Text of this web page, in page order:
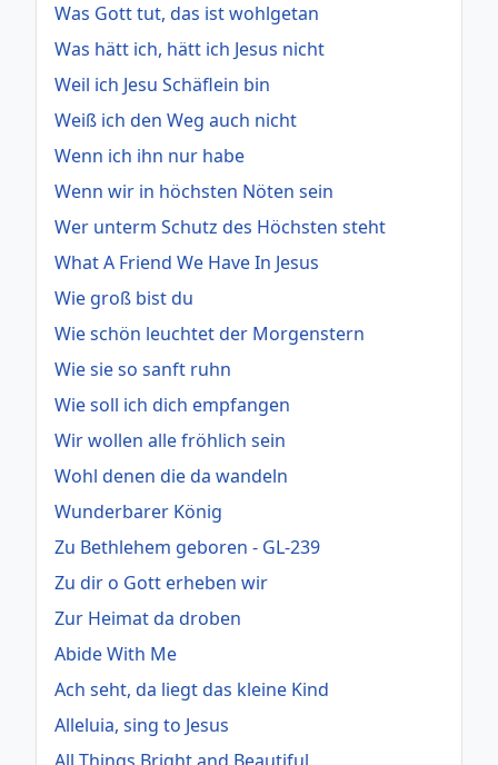
Was Gott tut, das ist wohlgetan
Was hätt ich, hätt ich Jesus nicht
Weil ich Jesu Schäflein bin
Weiß ich den Weg auch nicht
Wenn ich ihn nur habe
Wenn wir in höchsten Nöten sein
Wer unterm Schutz des Höchsten steht
What A Friend We Have In Jesus
Wie groß bist du
Wie schön leuchtet der Morgenstern
Wie sie so sanft ruhn
Wie soll ich dich empfangen
Wir wollen alle fröhlich sein
Wohl denen die da wandeln
Wunderbarer König
Zu Bethlehem geboren - GL-239
Zu dir o Gott erheben wir
Zur Heimat da droben
Abide With Me
Ach seht, da liegt das kleine Kind
Alleluia, sing to Jesus